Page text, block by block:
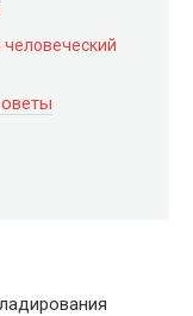
человеческий